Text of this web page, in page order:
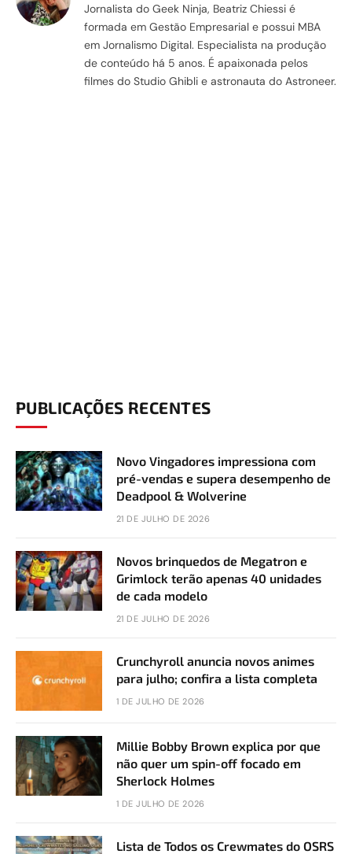
Jornalista do Geek Ninja, Beatriz Chiessi é
formada em Gestão Empresarial e possui MBA
em Jornalismo Digital. Especialista na produção
de conteúdo há 5 anos. É apaixonada pelos
filmes do Studio Ghibli e astronauta do Astroneer.
PUBLICAÇÕES RECENTES
Novo Vingadores impressiona com
pré-vendas e supera desempenho de
Deadpool & Wolverine
21 DE JULHO DE 2026
Novos brinquedos de Megatron e
Grimlock terão apenas 40 unidades
de cada modelo
21 DE JULHO DE 2026
Crunchyroll anuncia novos animes
para julho; confira a lista completa
1 DE JULHO DE 2026
Millie Bobby Brown explica por que
não quer um spin-off focado em
Sherlock Holmes
1 DE JULHO DE 2026
Lista de Todos os Crewmates do OSRS